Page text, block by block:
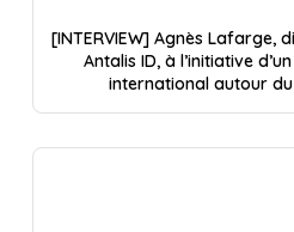
[INTERVIEW] Agnès Lafarge,
Antalis ID, à l’initiative
international autour du